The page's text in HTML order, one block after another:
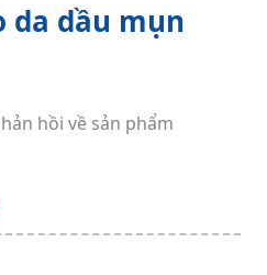
da dầu mụn
hồi về sản phẩm